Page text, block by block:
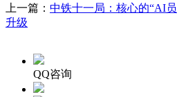
上一篇： 中铁十一局：核心的“AI员
升级
QQ咨询